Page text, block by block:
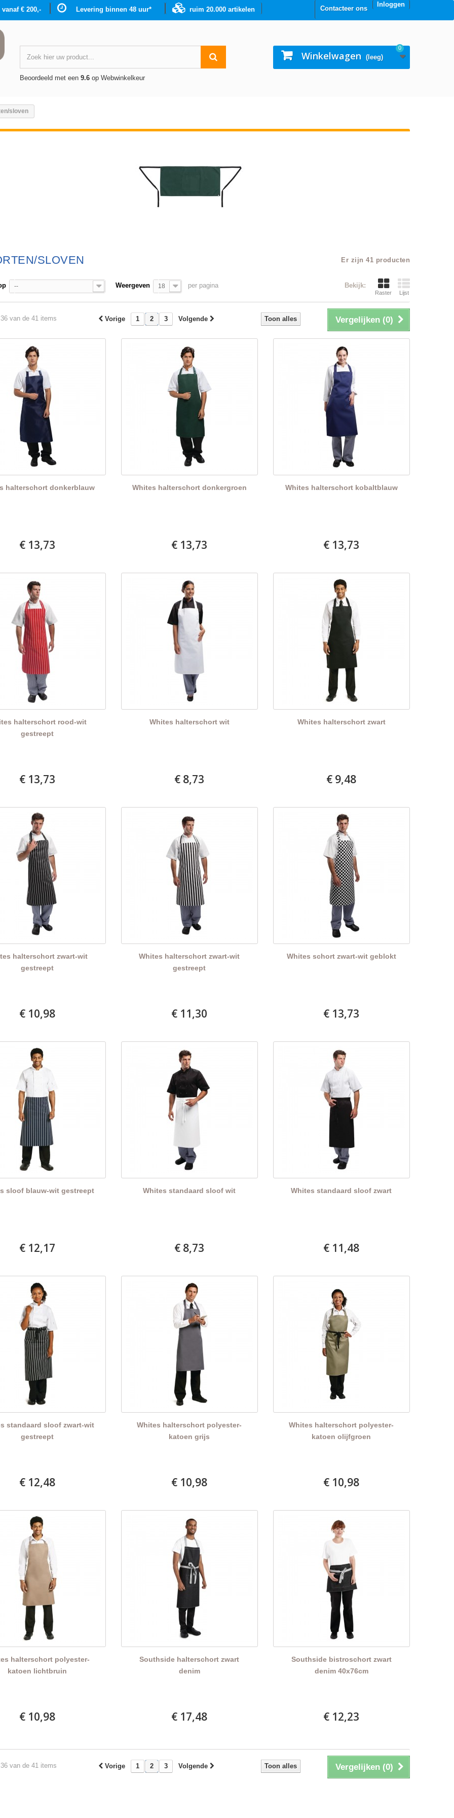
Inloggen
Contacteer ons
ruim 20.000 artikelen
Levering binnen 48 uur*
vanaf € 200,-
Beoordeeld met een 9.6op Webwinkelkeur
Winkelwagen (leeg)
0
sloven
SLOVEN Er zijn 41 producten
Bekijk:
Raster Lijst
-- Weergeven 18 per pagina
Vergelijken (0)
Toon alles
Vorige 1 2 3 Volgende
van de 41 items
halterschort donkerblauw
€ 13,73
Whites halterschort donkergroen
€ 13,73
Whites halterschort kobaltblauw
€ 13,73
halterschort rood-wit
gestreept
€ 13,73
Whites halterschort wit
€ 8,73
Whites halterschort zwart
€ 9,48
halterschort zwart-wit
gestreept
€ 10,98
Whites halterschort zwart-wit
gestreept
€ 11,30
Whites schort zwart-wit geblokt
€ 13,73
sloof blauw-wit gestreept
€ 12,17
Whites standaard sloof wit
€ 8,73
Whites standaard sloof zwart
€ 11,48
standaard sloof zwart-wit
gestreept
€ 12,48
Whites halterschort polyester-
katoen grijs
€ 10,98
Whites halterschort polyester-
katoen olijfgroen
€ 10,98
halterschort polyester-
katoen lichtbruin
€ 10,98
Southside halterschort zwart
denim
€ 17,48
Southside bistroschort zwart
denim 40x76cm
€ 12,23
Vergelijken (0)
Toon alles
Vorige 1 2 3 Volgende
van de 41 items